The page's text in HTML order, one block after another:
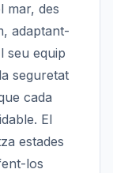
mar, des
adaptant-
seu equip
seguretat
cada
El
estades
los